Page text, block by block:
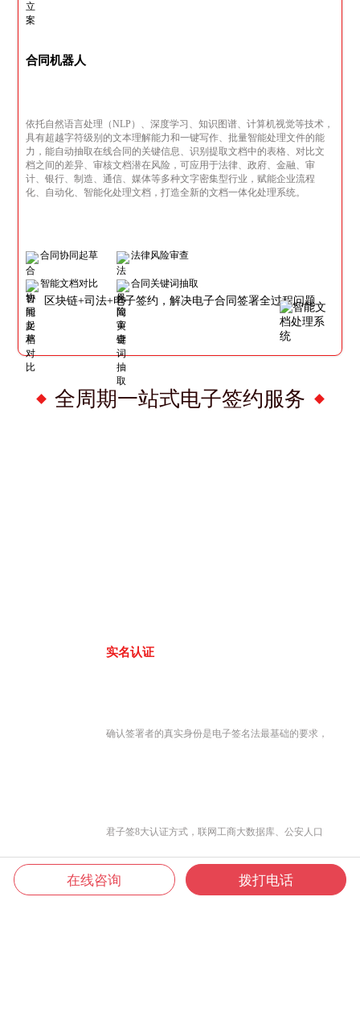
合同机器人
依托自然语言处理（NLP）、深度学习、知识图谱、计算机视觉等技术，
具有超越字符级别的文本理解能力和一键写作、批量智能处理文件的能
力，能自动抽取在线合同的关键信息、识别提取文档中的表格、对比文
档之间的差异、审核文档潜在风险，可应用于法律、政府、金融、审
计、银行、制造、通信、媒体等多种文字密集型行业，赋能企业流程
化、自动化、智能化处理文档，打造全新的文档一体化处理系统。
合同协同起草 法律风险审查
智能文档对比 合同关键词抽取
全周期一站式电子签约服务
区块链+司法+电子签约，解决电子合同签署全过程问题
实名认证
确认签署者的真实身份是电子签名法最基础的要求，
君子签8大认证方式，联网工商大数据库、公安人口
在线咨询 拨打电话